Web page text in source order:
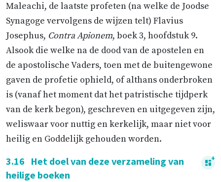
Maleachi, de laatste profeten (na welke de Joodse
Synagoge vervolgens de wijzen telt) Flavius
Josephus, Contra Apionem, boek 3, hoofdstuk 9.
Alsook die welke na de dood van de apostelen en
de apostolische Vaders, toen met de buitengewone
gaven de profetie ophield, of althans onderbroken
is (vanaf het moment dat het patristische tijdperk
van de kerk begon), geschreven en uitgegeven zijn,
weliswaar voor nuttig en kerkelijk, maar niet voor
heilig en Goddelijk gehouden worden.
3.16 Het doel van deze verzameling van
heilige boeken